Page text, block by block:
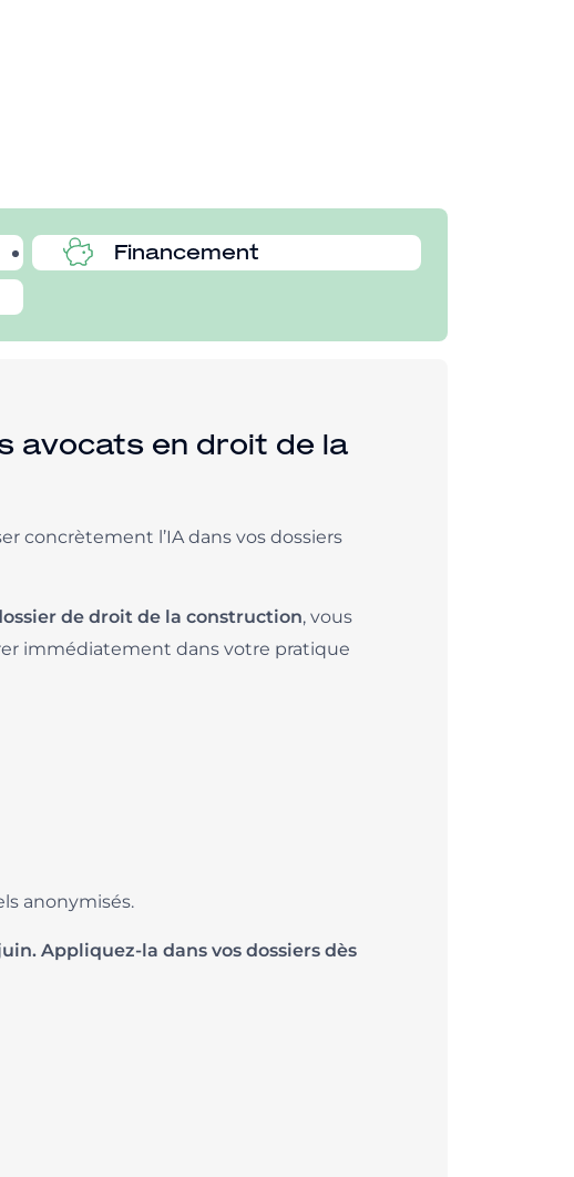
Financement
avocats en droit de la
concrètement l’IA dans vos dossiers
de droit de la construction, vous
immédiatement dans votre pratique
anonymisés.
Appliquez-la dans vos dossiers dès